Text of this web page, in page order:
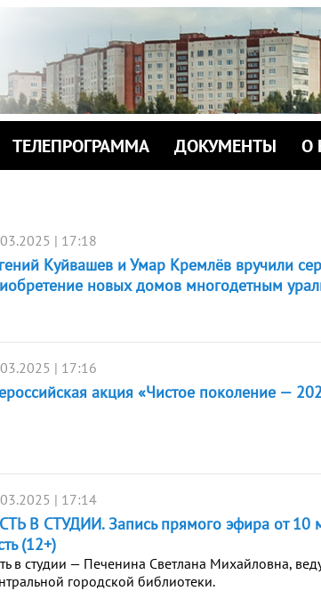
ТЕЛЕПРОГРАММА ДОКУМЕНТЫ О
| 17:18
Куйвашев и Умар Кремлёв вручили
новых домов многодетным
| 17:16
акция «Чистое поколение —
| 17:14
В СТУДИИ. Запись прямого эфира от 10
(12+)
в студии — Печенина Светлана Михайловна,
городской библиотеки.